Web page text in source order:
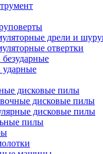
дрели и
отвертки
ударные
дисковые пилы
дисковые пилы
дисковые пилы
пилы